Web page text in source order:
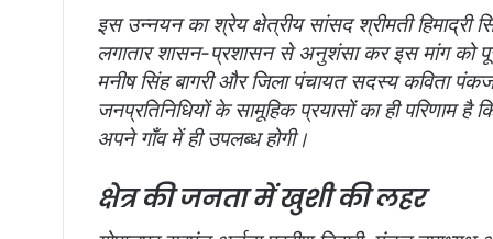
इस उन्नयन का श्रेय क्षेत्रीय सांसद श्रीमती हिमाद्री
लगातार शासन-प्रशासन से अनुशंसा कर इस मांग को
मनीष सिंह बागरी और जिला पंचायत सदस्य कविता
जनप्रतिनिधियों के सामूहिक प्रयासों का ही परिणाम
अपने गाँव में ही उपलब्ध होगी।
क्षेत्र की जनता में खुशी की लहर